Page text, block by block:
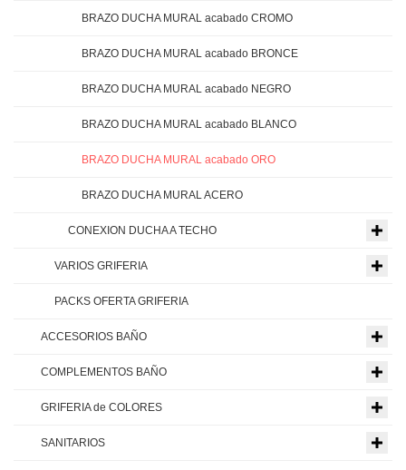
BRAZO DUCHA MURAL acabado CROMO
BRAZO DUCHA MURAL acabado BRONCE
BRAZO DUCHA MURAL acabado NEGRO
BRAZO DUCHA MURAL acabado BLANCO
BRAZO DUCHA MURAL acabado ORO
BRAZO DUCHA MURAL ACERO
CONEXION DUCHA A TECHO
VARIOS GRIFERIA
PACKS OFERTA GRIFERIA
ACCESORIOS BAÑO
COMPLEMENTOS BAÑO
GRIFERIA de COLORES
SANITARIOS